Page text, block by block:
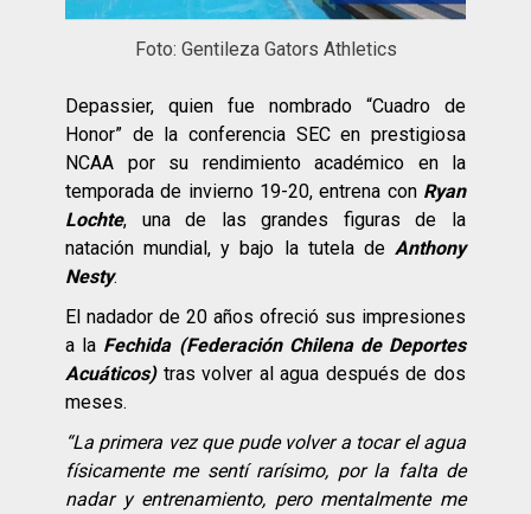
Foto: Gentileza Gators Athletics
Depassier, quien fue nombrado “Cuadro de
Honor” de la conferencia SEC en prestigiosa
NCAA por su rendimiento académico en la
temporada de invierno 19-20, entrena con Ryan
Lochte, una de las grandes figuras de la
natación mundial, y bajo la tutela de Anthony
Nesty.
El nadador de 20 años ofreció sus impresiones
a la Fechida (Federación Chilena de Deportes
Acuáticos)tras volver al agua después de dos
meses.
“La primera vez que pude volver a tocar el agua
físicamente me sentí rarísimo, por la falta de
nadar y entrenamiento, pero mentalmente me